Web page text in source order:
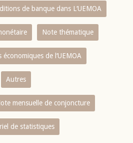
de banque dans L‘UEMOA
Note thématique
de l‘UEMOA
Autres
mensuelle de conjoncture
de statistiques